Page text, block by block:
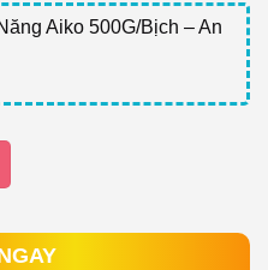
Aiko 500G/Bịch – An